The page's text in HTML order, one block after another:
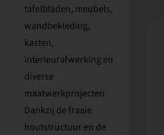
tafelbladen, meubels,
wandbekleding,
kasten,
interieurafwerking en
diverse
maatwerkprojecten.
Dankzij de fraaie
houtstructuur en de